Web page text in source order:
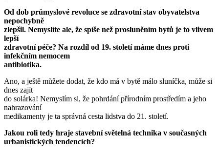
Od dob průmyslové revoluce se zdravotní stav obyvatelstva
nepochybně
zlepšil. Nemyslíte ale, že spíše než prosluněním bytů je to vlivem
lepší
zdravotní péče? Na rozdíl od 19. století máme dnes proti
infekčním nemocem
antibiotika.
Ano, a ještě můžete dodat, že kdo má v bytě málo sluníčka, může si
dnes zajít
do solárka! Nemyslím si, že pohrdání přírodním prostředím a jeho
nahrazování
medikamenty je ta správná cesta lidstva do 21. století.
Jakou roli tedy hraje stavební světelná technika v současných
urbanistických tendencích?